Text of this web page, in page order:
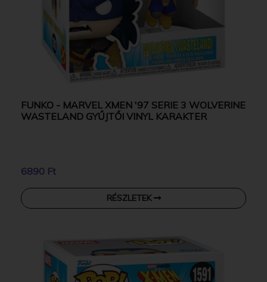
FUNKO - MARVEL XMEN '97 SERIE 3 WOLVERINE
WASTELAND GYŰJTŐI VINYL KARAKTER
6890 Ft
RÉSZLETEK